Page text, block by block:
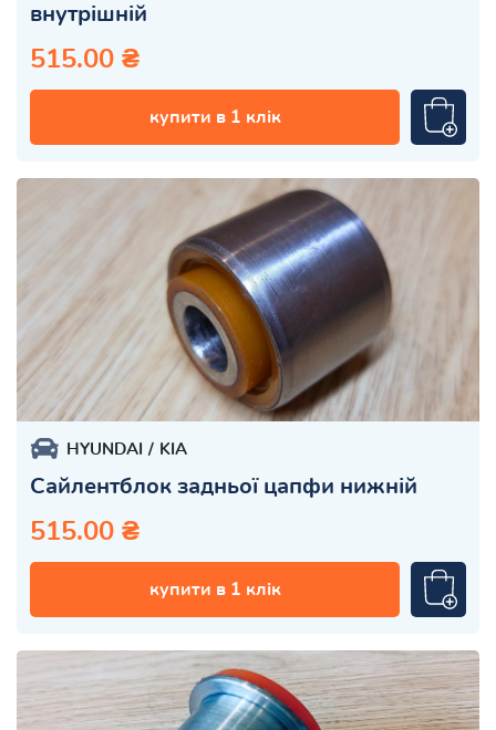
внутрішній
515.00 ₴
купити в 1 клік
HYUNDAI KIA
Сайлентблок задньої цапфи нижній
515.00 ₴
купити в 1 клік